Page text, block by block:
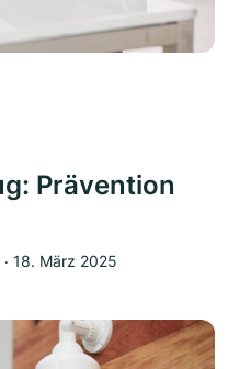
Prävention
‧ 18. März 2025